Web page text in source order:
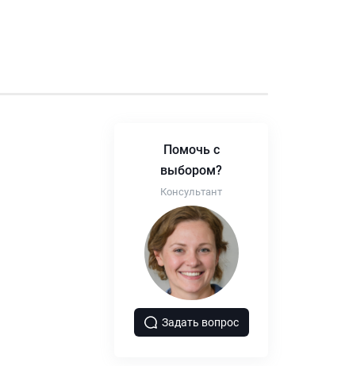
Помочь с
выбором?
Консультант
Задать вопрос